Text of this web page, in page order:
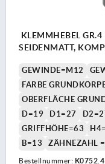
KLEMMHEBEL
SEIDENMATT,
GEWINDE=M12
FARBE
OBERFLÄCHE
D=19
D1=27
GRIFFHÖHE=63
B=13
ZÄHNEZAHL
Bestellnummer: